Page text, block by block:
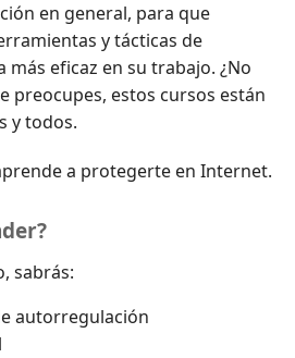
en general, para que
y tácticas de
eficaz en su trabajo. ¿No
preocupes, estos cursos están
y todos.
a protegerte en Internet.
sabrás:
autorregulación